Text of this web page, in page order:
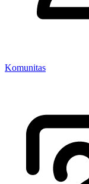
Komunitas